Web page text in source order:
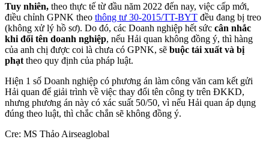
Tuy nhiên, theo thực tế từ đầu năm 2022 đến nay, việc cấp mới,
điều chỉnh GPNK theo thông tư 30-2015/TT-BYT đều đang bị treo
(không xử lý hồ sơ). Do đó, các Doanh nghiệp hết sức cân nhắc
khi đổi tên doanh nghiệp, nếu Hải quan không đồng ý, thì hàng
của anh chị được coi là chưa có GPNK, sẽ buộc tái xuất và bị
phạt theo quy định của pháp luật.
Hiện 1 số Doanh nghiệp có phương án làm công văn cam kết gửi
Hải quan để giải trình về việc thay đổi tên công ty trên ĐKKD,
nhưng phương án này có xác suất 50/50, vì nếu Hải quan áp dụng
đúng theo luật, thì chắc chắn sẽ không đồng ý.
Cre: MS Thảo Airseaglobal